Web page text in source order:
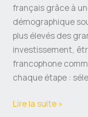
français grâce à
démographique
plus élevés des
investissement,
francophone
chaque étape :
Lire la suite »